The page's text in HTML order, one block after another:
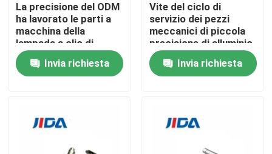
Contattaci
Notizie
Richiedi un preventivo
La precisione del ODM
ha lavorato le parti a
macchina della
lampada a olio di
Adaptar del sindacato
delle componenti
Invia richiesta
Vite del ciclo di
servizio dei pezzi
meccanici di piccola
precisione di alluminio
di CNC dell'OEM
Invia richiesta